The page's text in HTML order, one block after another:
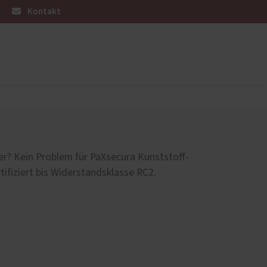
Kontakt
Kein Problem für PaXsecura Kunststoff-
bis Widerstandsklasse RC2.